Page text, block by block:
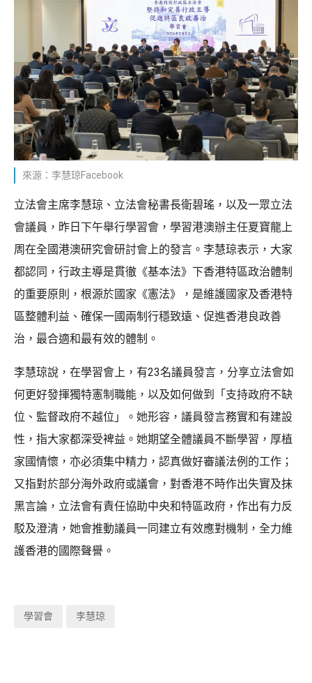
來源：李慧琼Facebook
立法會主席李慧琼、立法會秘書長衛碧瑤，以及一眾立法
會議員，昨日下午舉行學習會，學習港澳辦主任夏寶龍上
周在全國港澳研究會研討會上的發言。李慧琼表示，大家
都認同，行政主導是貫徹《基本法》下香港特區政治體制
的重要原則，根源於國家《憲法》，是維護國家及香港特
區整體利益、確保一國兩制行穩致遠、促進香港良政善
治，最合適和最有效的體制。
李慧琼說，在學習會上，有23名議員發言，分享立法會如
何更好發揮獨特憲制職能，以及如何做到「支持政府不缺
位、監督政府不越位」。她形容，議員發言務實和有建設
性，指大家都深受裨益。她期望全體議員不斷學習，厚植
家國情懷，亦必須集中精力，認真做好審議法例的工作；
又指對於部分海外政府或議會，對香港不時作出失實及抹
黑言論，立法會有責任協助中央和特區政府，作出有力反
駁及澄清，她會推動議員一同建立有效應對機制，全力維
護香港的國際聲譽。
學習會 李慧琼